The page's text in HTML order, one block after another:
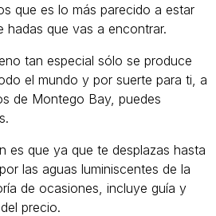
que es lo más parecido a estar
hadas que vas a encontrar.
tan especial sólo se produce
el mundo y por suerte para ti, a
de Montego Bay, puedes
es que ya que te desplazas hasta
las aguas luminiscentes de la
de ocasiones, incluye guía y
precio.